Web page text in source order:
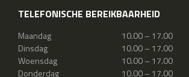
TELEFONISCHE BEREIKBAARHEID
Maandag
10.00 – 17.00
Dinsdag
10.00 – 17.00
Woensdag
10.00 – 17.00
Donderdag
10.00 – 17.00